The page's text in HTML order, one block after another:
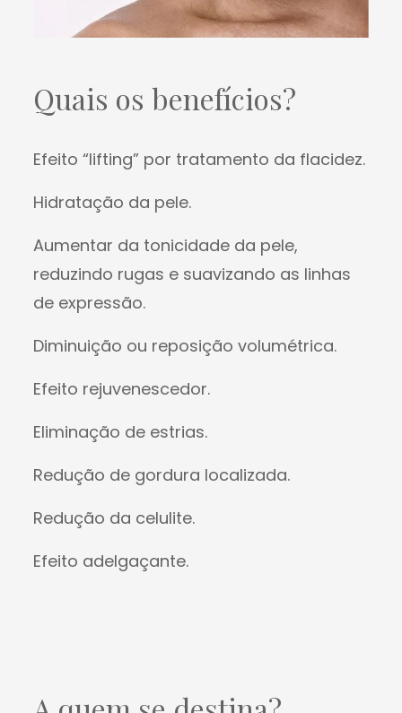
Quais os benefícios?
Efeito “lifting” por tratamento da flacidez.
Hidratação da pele.
Aumentar da tonicidade da pele,
reduzindo rugas e suavizando as linhas
de expressão.
Diminuição ou reposição volumétrica.
Efeito rejuvenescedor.
Eliminação de estrias.
Redução de gordura localizada.
Redução da celulite.
Efeito adelgaçante.